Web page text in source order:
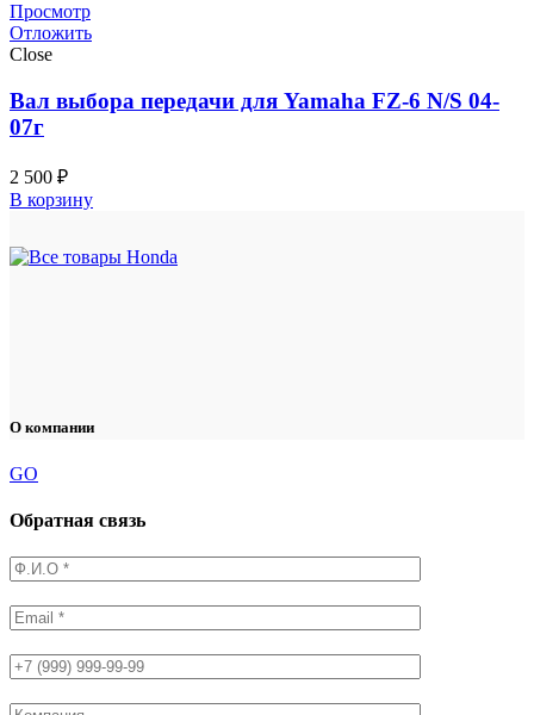
Просмотр
Отложить
Close
Вал выбора передачи для Yamaha FZ-6 N/S 04-
07г
2 500 ₽
В корзину
О компании
GO
Обратная связь